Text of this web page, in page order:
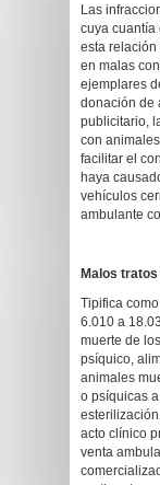
Las
cuya cuantía
esta relación
en malas
ejemplares
donación de
publicitario,
con
facilitar el
haya
vehículos
ambulante
Malos
Tipifica
6.010 a
muerte de
psíquico,
animales
o psíquicas
acto clínico
venta